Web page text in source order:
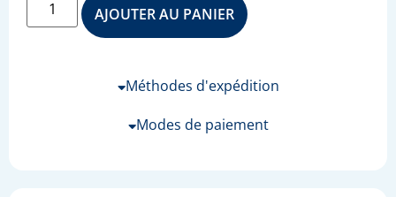
AJOUTER AU PANIER
Méthodes d'expédition
Modes de paiement